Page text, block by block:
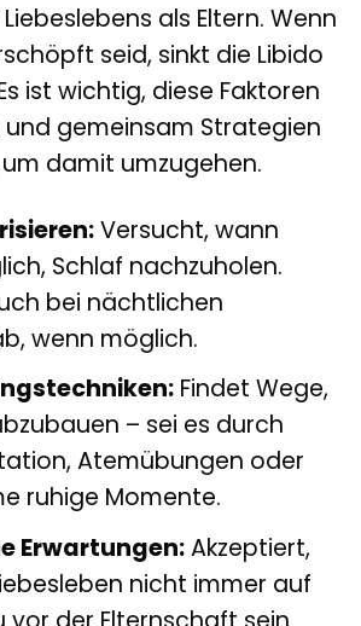
als Eltern. Wenn
seid, sinkt die Libido
ist wichtig, diese Faktoren
und gemeinsam Strategien
damit umzugehen.
Versucht, wann
Schlaf nachzuholen.
bei nächtlichen
wenn möglich.
Findet Wege,
– sei es durch
Atemübungen oder
ruhige Momente.
Erwartungen:Akzeptiert,
nicht immer auf